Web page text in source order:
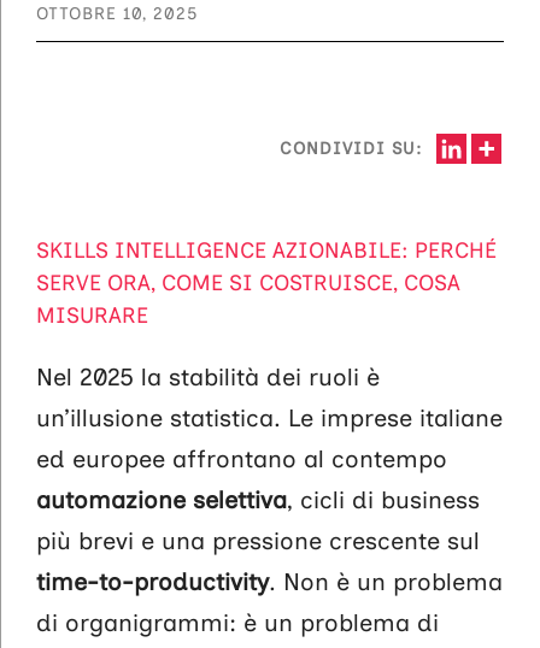
OTTOBRE 10, 2025
CONDIVIDI SU:
SKILLS INTELLIGENCE AZIONABILE: PERCHÉ
SERVE ORA, COME SI COSTRUISCE, COSA
MISURARE
Nel 2025 la stabilità dei ruoli è
un’illusione statistica. Le imprese italiane
ed europee affrontano al contempo
automazione selettiva, cicli di business
più brevi e una pressione crescente sul
time-to-productivity. Non è un problema
di organigrammi: è un problema di